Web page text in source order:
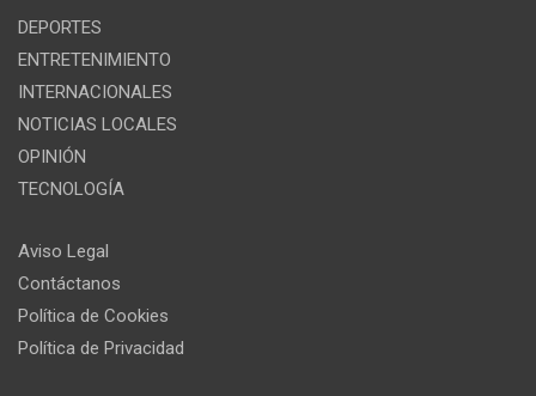
DEPORTES
ENTRETENIMIENTO
INTERNACIONALES
NOTICIAS LOCALES
OPINIÓN
TECNOLOGÍA
Aviso Legal
Contáctanos
Política de Cookies
Política de Privacidad